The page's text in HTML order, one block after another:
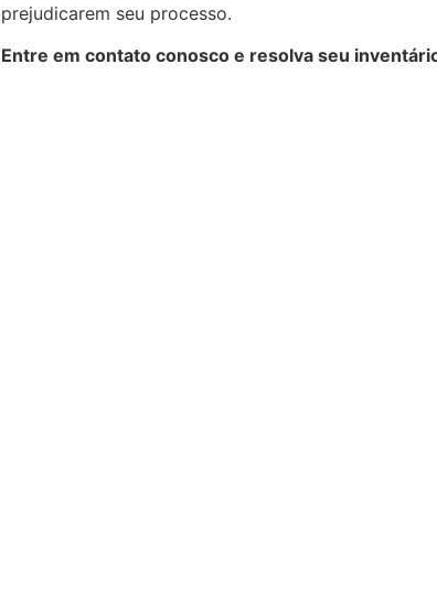
prejudicarem seu processo.
Entre em contato conosco e resolva seu